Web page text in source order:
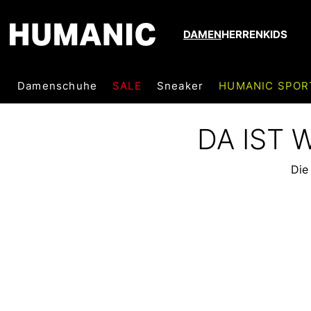
DAMENHERRENKIDS
Damenschuhe SALE Sneaker HUMANIC
DA IST